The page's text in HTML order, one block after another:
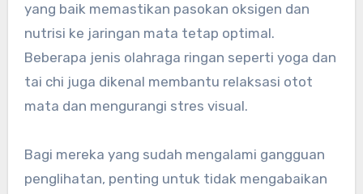
yang baik memastikan pasokan oksigen dan
nutrisi ke jaringan mata tetap optimal.
Beberapa jenis olahraga ringan seperti yoga dan
tai chi juga dikenal membantu relaksasi otot
mata dan mengurangi stres visual.
Bagi mereka yang sudah mengalami gangguan
penglihatan, penting untuk tidak mengabaikan